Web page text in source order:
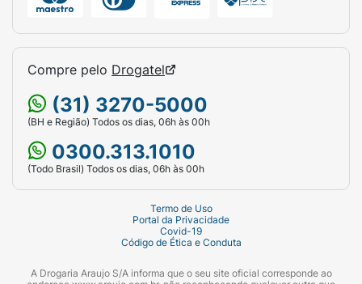
Compre pelo Drogatel
(31) 3270-5000
(BH e Região) Todos os dias, 06h às 00h
0300.313.1010
(Todo Brasil) Todos os dias, 06h às 00h
Termo de Uso
Portal da Privacidade
Covid-19
Código de Ética e Conduta
A Drogaria Araujo S/A informa que o seu site oficial corresponde ao